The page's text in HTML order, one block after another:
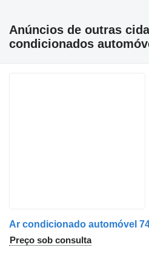
Anúncios de outras
condicionados
Preço sob consulta